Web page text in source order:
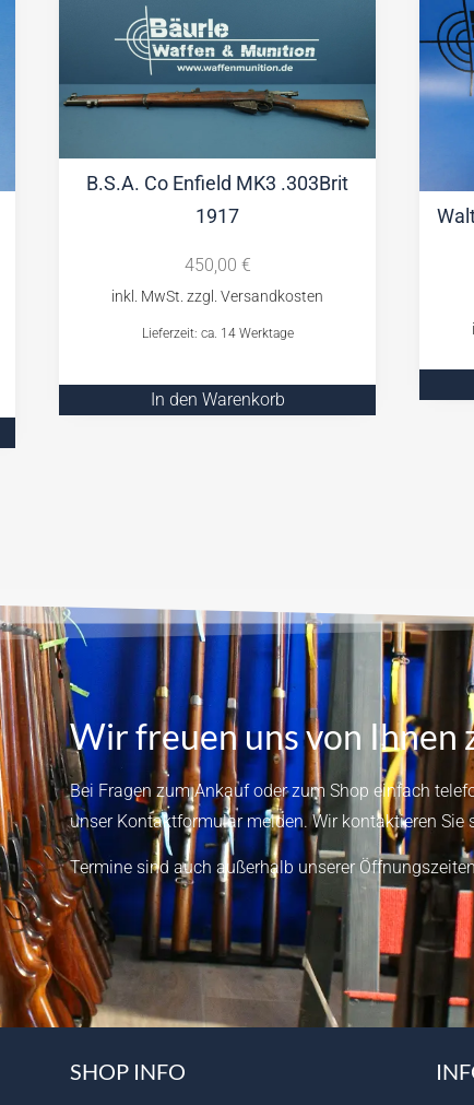
B.S.A. Co Enfield MK3 .303Brit
1917
450,00 €
Lieferzeit: ca. 14 Werktage
In den Warenkorb
Wir freuen uns von Ihnen
Bei Fragen zum Ankauf oder zum Shop einfach
unser Kontaktformularmelden.Wir kontaktieren Sie
Termine sind auch außerhalb unserer
SHOP INFO